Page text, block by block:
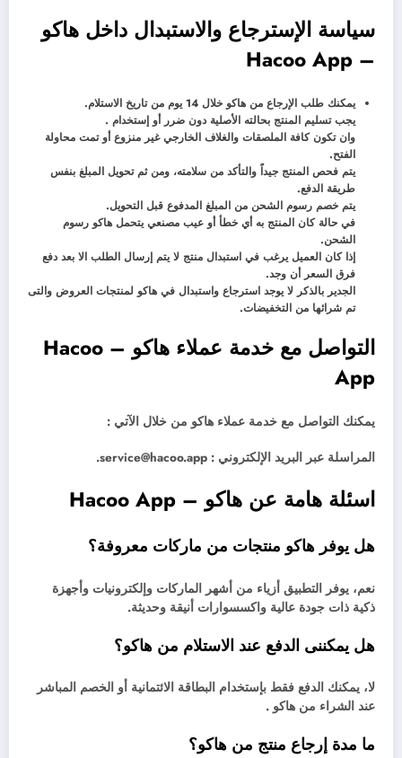
سياسة الإسترجاع والاستبدال داخل هاكو
– Hacoo App
يمكنك طلب الإرجاع من هاكو خلال 14 يوم من تاريخ الاستلام.
يجب تسليم المنتج بحالته الأصلية دون ضرر أو إستخدام .
وان تكون كافة الملصقات والغلاف الخارجي غير منزوع أو تمت محاولة
الفتح.
يتم فحص المنتج جيداً والتأكد من سلامته، ومن ثم تحويل المبلغ بنفس
طريقة الدفع.
يتم خصم رسوم الشحن من المبلغ المدفوع قبل التحويل.
في حالة كان المنتج به أي خطأ أو عيب مصنعي يتحمل هاكو رسوم
الشحن.
إذا كان العميل يرغب في استبدال منتج لا يتم إرسال الطلب الا بعد دفع
فرق السعر أن وجد.
الجدير بالذكر لا يوجد استرجاع واستبدال في هاكو لمنتجات العروض والتى
تم شرائها من التخفيضات.
التواصل مع خدمة عملاء هاكو – Hacoo
App
يمكنك التواصل مع خدمة عملاء هاكو من خلال الآتي :
المراسلة عبر البريد الإلكتروني : service@hacoo.app.
اسئلة هامة عن هاكو – Hacoo App
هل يوفر هاكو منتجات من ماركات معروفة؟
نعم، يوفر التطبيق أزياء من أشهر الماركات وإلكترونيات وأجهزة
ذكية ذات جودة عالية واكسسوارات أنيقة وحديثة.
هل يمكننى الدفع عند الاستلام من هاكو؟
لا، يمكنك الدفع فقط بإستخدام البطاقة الائتمانية أو الخصم المباشر
عند الشراء من هاكو .
ما مدة إرجاع منتج من هاكو؟